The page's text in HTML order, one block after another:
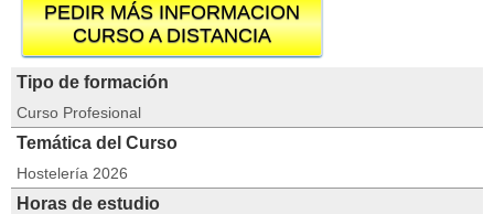
PEDIR MÁS INFORMACION
CURSO A DISTANCIA
Tipo de formación
Curso Profesional
Temática del Curso
Hostelería 2026
Horas de estudio